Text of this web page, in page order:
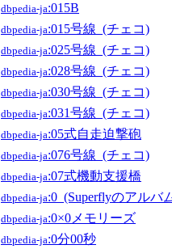
dbpedia-ja:015B
dbpedia-ja:015号線_(チェコ)
dbpedia-ja:025号線_(チェコ)
dbpedia-ja:028号線_(チェコ)
dbpedia-ja:030号線_(チェコ)
dbpedia-ja:031号線_(チェコ)
dbpedia-ja:05式自走迫撃砲
dbpedia-ja:076号線_(チェコ)
dbpedia-ja:07式機動支援橋
dbpedia-ja:0_(Superflyのアルバ
dbpedia-ja:0×0メモリーズ
dbpedia-ja:0分00秒